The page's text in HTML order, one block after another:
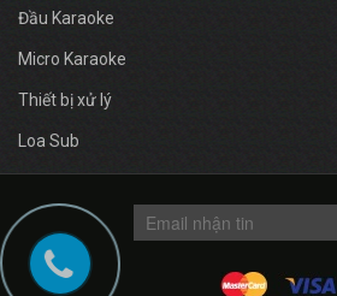
Đầu Karaoke
Micro Karaoke
Thiết bị xử lý
Loa Sub